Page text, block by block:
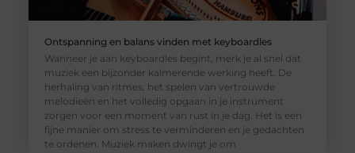
Ontspanning en balans vinden met keyboardles
Wanneer je aan keyboardles begint, merk je al snel dat
muziek een bijzonder kalmerende werking heeft. De
herhaling van ritmes, het spelen van vertrouwde
melodieën en het volledig opgaan in je instrument
zorgen voor een moment van rust in je dag. Het is een
fijne manier om stress te verminderen en je gedachten
te ordenen. Muziek maken dwingt je om